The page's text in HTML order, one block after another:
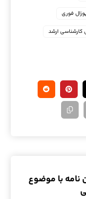
فوری
کارشناسی ارشد
نامه با موضوع